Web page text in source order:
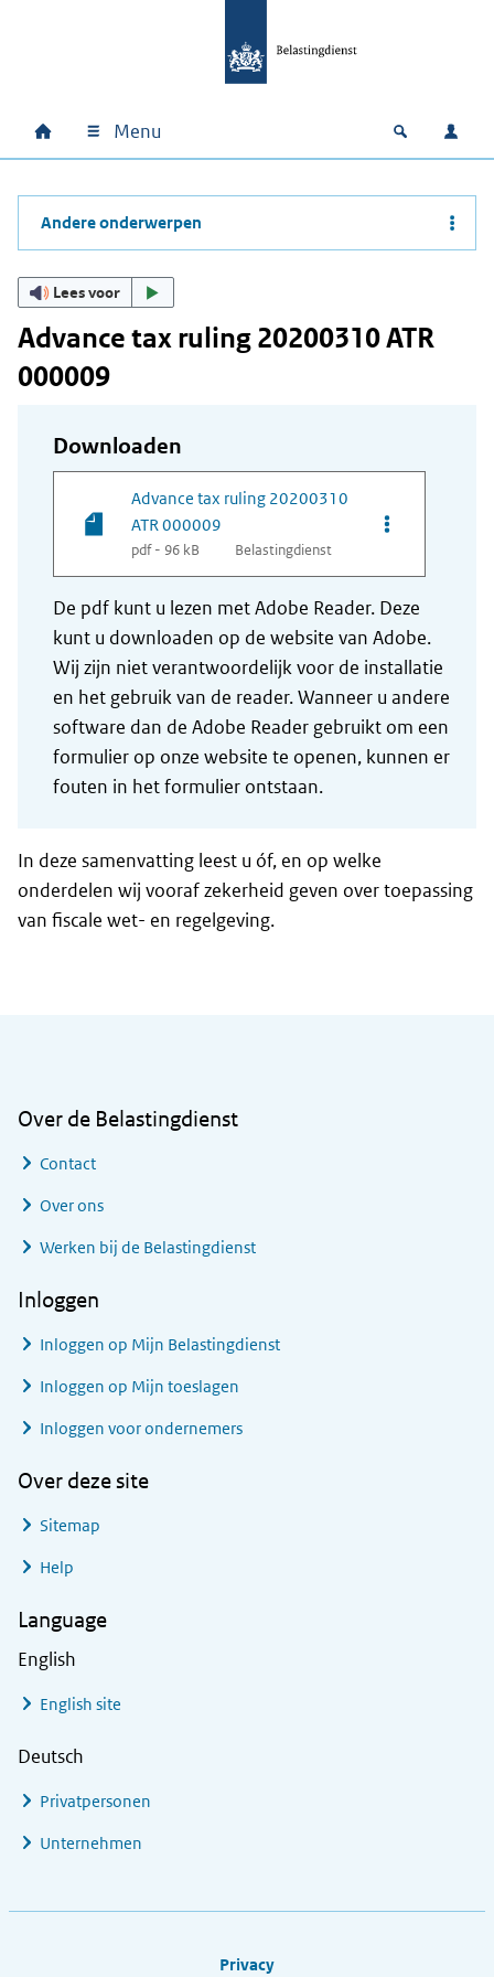
Hoofdnavigatie
Home Menu Open
Andere onderwerpen
Lees voor
Advance tax ruling 20200310 ATR
000009
Downloaden
Advance tax ruling 20200310
ATR 000009
pdf - 96 kB Belastingdienst
Opties van
De pdf kunt u lezen met Adobe Reader. Deze
kunt u downloaden op de website van Adobe.
Wij zijn niet verantwoordelijk voor de installatie
en het gebruik van de reader. Wanneer u andere
software dan de Adobe Reader gebruikt om een
formulier op onze website te openen, kunnen er
fouten in het formulier ontstaan.
In deze samenvatting leest u óf, en op welke
onderdelen wij vooraf zekerheid geven over toepassing
van fiscale wet- en regelgeving.
Over de Belastingdienst
Contact
Over ons
Werken bij de Belastingdienst
Inloggen
Inloggen op Mijn Belastingdienst
Inloggen op Mijn toeslagen
Inloggen voor ondernemers
Over deze site
Sitemap
Help
Language
English
English site
Deutsch
Privatpersonen
Unternehmen
Privacy